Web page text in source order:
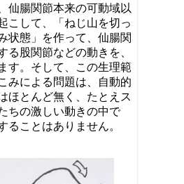
仙腸関節本来の可動域以
こして、「ねじ山を切っ
状態」を作って、仙腸関
る股関節などの動きを、
す。そして、この生理範
みによる問題は、自動的
ほとんど無く、たとえス
ちの激しい動きの中で
ることはありません。